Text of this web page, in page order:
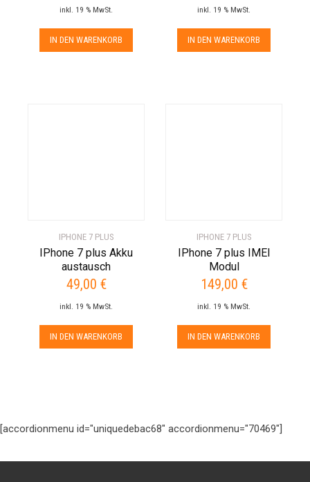
inkl. 19 % MwSt.
IN DEN WARENKORB
inkl. 19 % MwSt.
IN DEN WARENKORB
IPHONE 7 PLUS
IPhone 7 plus Akku
austausch
49,00 €
inkl. 19 % MwSt.
IN DEN WARENKORB
IPHONE 7 PLUS
IPhone 7 plus IMEI
Modul
149,00 €
inkl. 19 % MwSt.
IN DEN WARENKORB
[accordionmenu id="uniquedebac68" accordionmenu="70469"]